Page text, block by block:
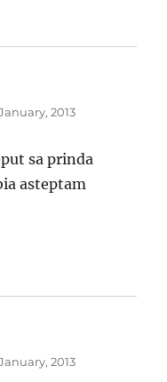
2013
sa prinda
asteptam
2013